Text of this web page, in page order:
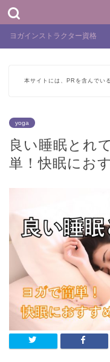
ヨガインストラクター資格
本サイトには、PRを含んでい
yoga
良い睡眠とれ
単！快眠にお